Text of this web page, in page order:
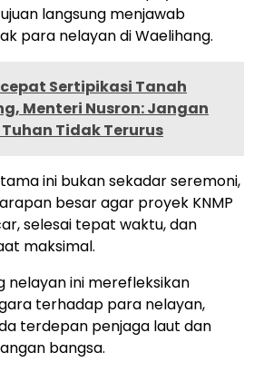
langsung menjawab
para nelayan di Waelihang.
Sertipikasi Tanah
Menteri Nusron: Jangan
Tidak Terurus
ini bukan sekadar seremoni,
besar agar proyek KNMP
selesai tepat waktu, dan
maksimal.
nelayan ini merefleksikan
terhadap para nelayan,
terdepan penjaga laut dan
bangsa.